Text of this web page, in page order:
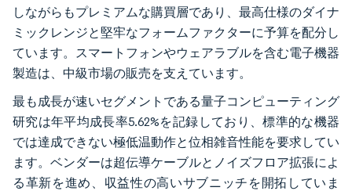
しながらもプレミアムな購買層であり、最高仕様のダイナ
ミックレンジと堅牢なフォームファクターに予算を配分し
ています。スマートフォンやウェアラブルを含む電子機器
製造は、中級市場の販売を支えています。
最も成長が速いセグメントである量子コンピューティング
研究は年平均成長率5.62%を記録しており、標準的な機器
では達成できない極低温動作と位相雑音性能を要求してい
ます。ベンダーは超伝導ケーブルとノイズフロア拡張によ
る革新を進め、収益性の高いサブニッチを開拓していま